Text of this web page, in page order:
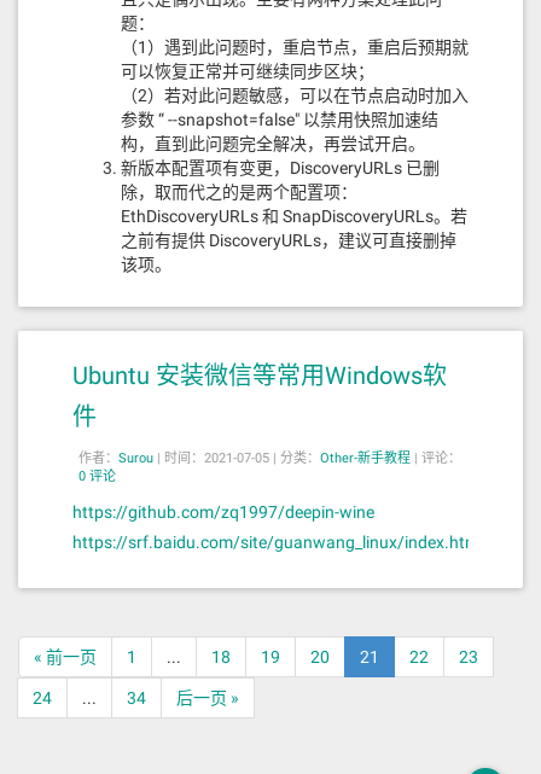
道而驰，不利于实现双碳目标。
具体来看，在全面梳理排查虚拟币“挖矿”项目方面，
《通知》提出梳理排查存量项目，保证本地虚拟币“挖
矿”排查工作不留空白；梳理排查在建新增项目；加强
异常用电监测分析。
事实上，今年6月份，内蒙古、四川、青海、新疆等
地方政府积极行动，清退虚拟币“挖矿”企业，无论是
火电为主还是水电为主的“挖矿”企业均遭清理整顿。9
部署专项整治行动。并提出后续将进行常态化监管，
常态化开展清查虚拟币矿机“挖矿”、违约用电和窃电
等工作。
肖飒称，《通知》明确把“挖矿”活动列为淘汰类产
业，并不给予任何支持。严禁以数据中心名义开展虚
和金融服务，从资金来源上打击“挖矿”企业。
明确将虚拟币“挖矿”项目纳入“淘汰类”企业电价，实行
接切断了一些虚拟币“挖矿”项目的退路。
题：
（1）遇到此问题时，重启节点，重启后预期就
可以恢复正常并可继续同步区块；
（2）若对此问题敏感，可以在节点启动时加入
参数 “ --snapshot=false" 以禁用快照加速结
构，直到此问题完全解决，再尝试开启。
新版本配置项有变更，DiscoveryURLs 已删
除，取而代之的是两个配置项：
EthDiscoveryURLs 和 SnapDiscoveryURLs。若
之前有提供 DiscoveryURLs，建议可直接删掉
该项。
Ubuntu 安装微信等常用Windows软
件
作者： Surou | 时间：2021-07-05 | 分类： Other-新手教程 | 评论：
0 评论
https://github.com/zq1997/deepin-wine
https://srf.baidu.com/site/guanwang_linux/index.html
« 前一页 1 ... 18 19 20 21 22 23
24 ... 34 后一页 »